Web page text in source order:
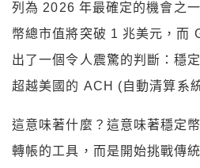
列為 2026 年最確定的機會之
幣總市值將突破 1 兆美元，而
出了一個令人震驚的判斷：穩
超越美國的 ACH (自動清算系
這意味著什麼？這意味著穩定
轉帳的工具，而是開始挑戰傳